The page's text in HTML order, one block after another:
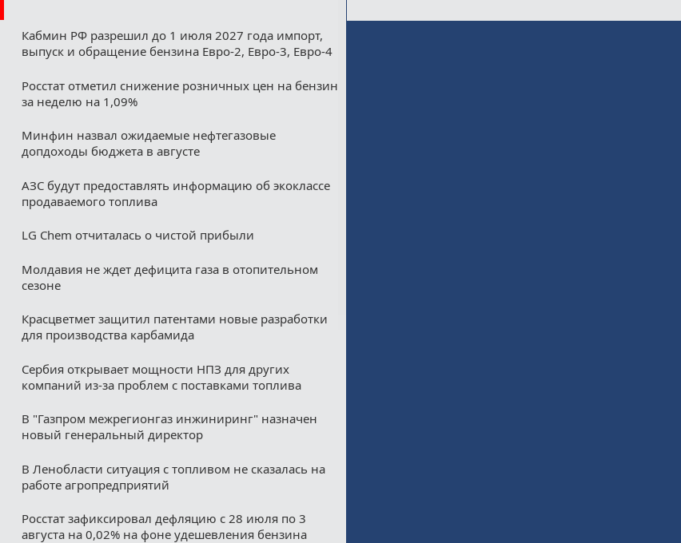
Кабмин РФ разрешил до 1 июля 2027 года импорт,
выпуск и обращение бензина Евро-2, Евро-3, Евро-4
Росстат отметил снижение розничных цен на бензин
за неделю на 1,09%
Минфин назвал ожидаемые нефтегазовые
допдоходы бюджета в августе
АЗС будут предоставлять информацию об экоклассе
продаваемого топлива
LG Chem отчиталась о чистой прибыли
Молдавия не ждет дефицита газа в отопительном
сезоне
Красцветмет защитил патентами новые разработки
для производства карбамида
Сербия открывает мощности НПЗ для других
компаний из‑за проблем с поставками топлива
В "Газпром межрегионгаз инжиниринг" назначен
новый генеральный директор
В Ленобласти ситуация с топливом не сказалась на
работе агропредприятий
Росстат зафиксировал дефляцию с 28 июля по 3
августа на 0,02% на фоне удешевления бензина